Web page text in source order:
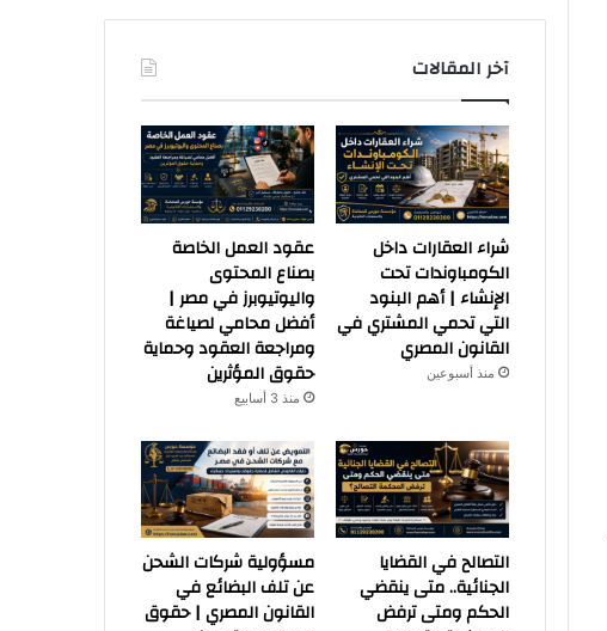
آخر المقالات
شراء العقارات داخل
الكومباوندات تحت
الإنشاء | أهم البنود
التي تحمي المشتري في
القانون المصري
منذ أسبوعين
عقود العمل الخاصة
بصناع المحتوى
واليوتيوبرز في مصر |
أفضل محامي لصياغة
ومراجعة العقود وحماية
حقوق المؤثرين
منذ 3 أسابيع
التصالح في القضايا
الجنائية.. متى ينقضي
الحكم ومتى ترفض
مسؤولية شركات الشحن
عن تلف البضائع في
القانون المصري | حقوق